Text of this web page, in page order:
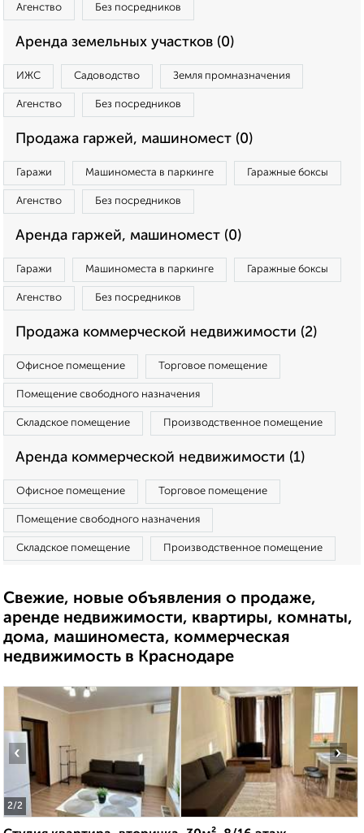
Агенство Без посредников
Аренда земельных участков (0)
ИЖС Садоводство Земля промназначения
Агенство Без посредников
Продажа гаржей, машиномест (0)
Гаражи Машиноместа в паркинге Гаражные боксы
Агенство Без посредников
Аренда гаржей, машиномест (0)
Гаражи Машиноместа в паркинге Гаражные боксы
Агенство Без посредников
Продажа коммерческой недвижимости (2)
Офисное помещение Торговое помещение
Помещение свободного назначения
Складское помещение Производственное помещение
Аренда коммерческой недвижимости (1)
Офисное помещение Торговое помещение
Помещение свободного назначения
Складское помещение Производственное помещение
Свежие, новые объявления о продаже,
аренде недвижимости, квартиры, комнаты,
дома, машиноместа, коммерческая
недвижимость в Краснодаре
2/2
‹ ›